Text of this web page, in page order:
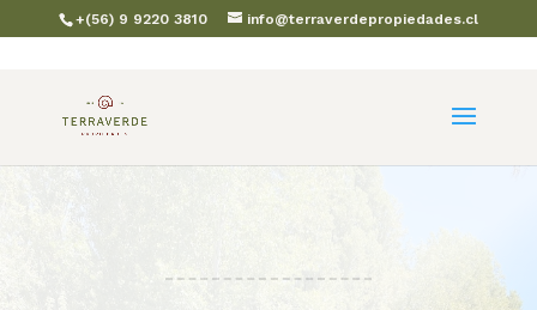
+(56) 9 9220 3810 info@terraverdepropiedades.cl